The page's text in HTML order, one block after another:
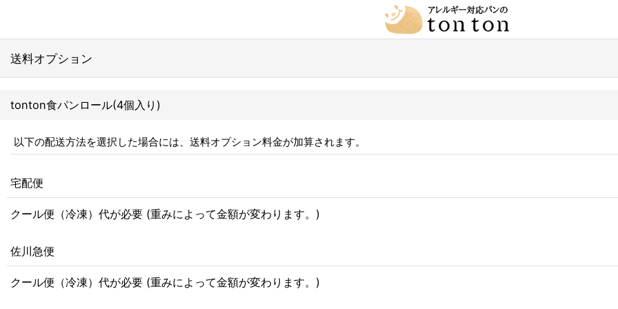
送料オプション
tonton食パンロール(4個入り)
以下の配送方法を選択した場合には、送料オプション料金が加算されます。
宅配便
クール便（冷凍）代が必要 (重みによって金額が変わります。)
佐川急便
クール便（冷凍）代が必要 (重みによって金額が変わります。)